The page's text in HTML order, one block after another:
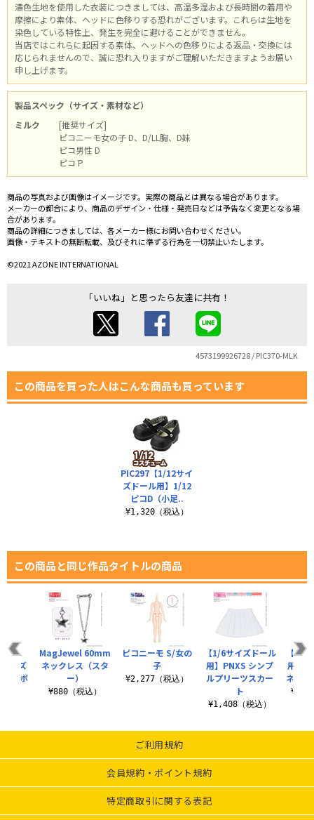
濃色生地を使用した衣装につきましては、高温多湿および長時間の着用や
摩擦により素体、ヘッドに色移りする恐れがございます。これらは生地を
染色している特性上、発生を完全に避けることができません。
当店ではこれらに起因する素体、ヘッドへの色移りによる返品・交換には
応じられませんので、誠に恐れ入りますがご理解いただきますようお願い
申し上げます。
製品スペック（サイズ・素材など）
ミルク
[推奨サイズ]
ピコニーモ女の子 D、D/LL胸、D妹
ピコ男性 D
ピコ P
商品の写真および画像はイメージです。実際の商品とは異なる場合があります。
メーカーの都合により、商品のデザイン・仕様・発売日などは予告なく変更となる場
合があります。
商品の詳細につきましては、各メーカー様にお問い合わせください。
画像・テキストの無断転載、及びそれに準ずる行為を一切禁止いたします。
©2021 AZONE INTERNATIONAL
「いいね」と思ったら友達に共有！
4573199926728 / PIC370-MLK
この商品を買った人はこんな商品も買っています
PIC297【1/12サイ
ズドール用】1/12
ピコD（小足..
¥1,320（税込）
この商品と同じ作品タイトルの商品
ピコニーモ S/女の
子
¥2,277（税込）
【1/6サイズドール
用】PNXS シンプ
ルプリーツスカー
ト
¥1,408（税込）
【1/6
用】
ネク
イズ
12 ボ
MagJewel 60mm
ネックレス（スタ
ー）
¥880（税込）
ご利用規約
会員規約・ポイント規約
特定商取引に関する表記